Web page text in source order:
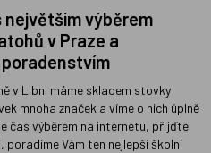
největším výběrem
v Praze a
v Libni máme skladem stovky
mnoha značek a víme o nich úplně
čas výběrem na internetu, přijďte
poradíme Vám ten nejlepší školní